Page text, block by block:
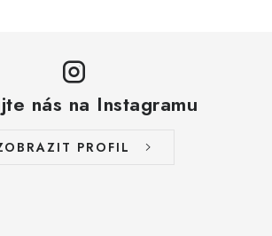
nás na Instagramu
PROFIL